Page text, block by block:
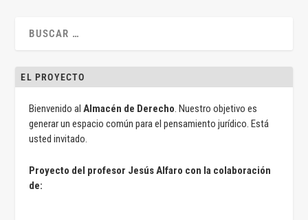
EL PROYECTO
Bienvenido alAlmacén de Derecho. Nuestro objetivo es
generar un espacio común para el pensamiento jurídico. Está
usted invitado.
Proyecto del profesor Jesús Alfaro con la colaboración
de: